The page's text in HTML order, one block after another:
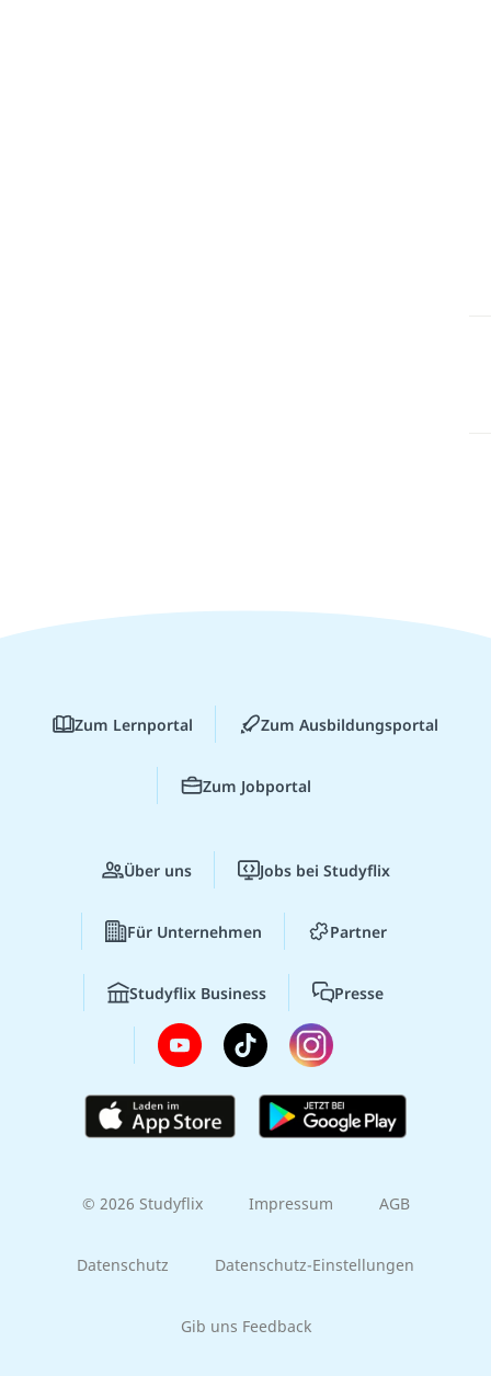
Zum Lernportal Zum Ausbildungsportal
Zum Jobportal
Über uns Jobs bei Studyflix
Für Unternehmen Partner
Studyflix Business Presse
© 2026 Studyflix Impressum AGB
Datenschutz Datenschutz-Einstellungen
Gib uns Feedback